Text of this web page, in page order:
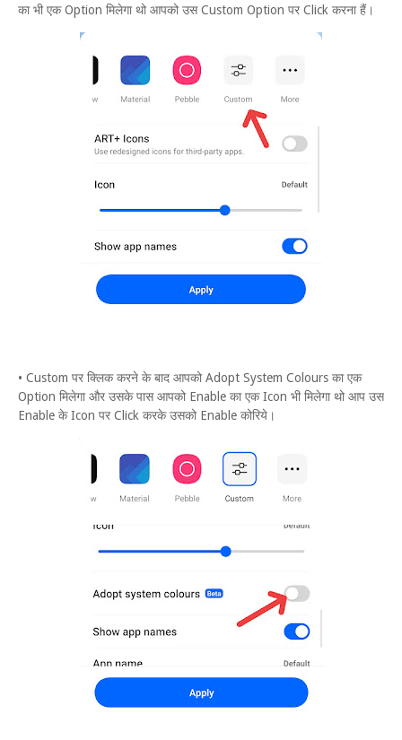
का भी एक Option मिलेगा थो आपको उस Custom Option पर Click करना हैं।
• Custom पर क्लिक करने के बाद आपको Adopt System Colours का एक
Option मिलेगा और उसके पास आपको Enable का एक Icon भी मिलेगा थो आप उस
Enable के Icon पर Click करके उसको Enable कोरिये।